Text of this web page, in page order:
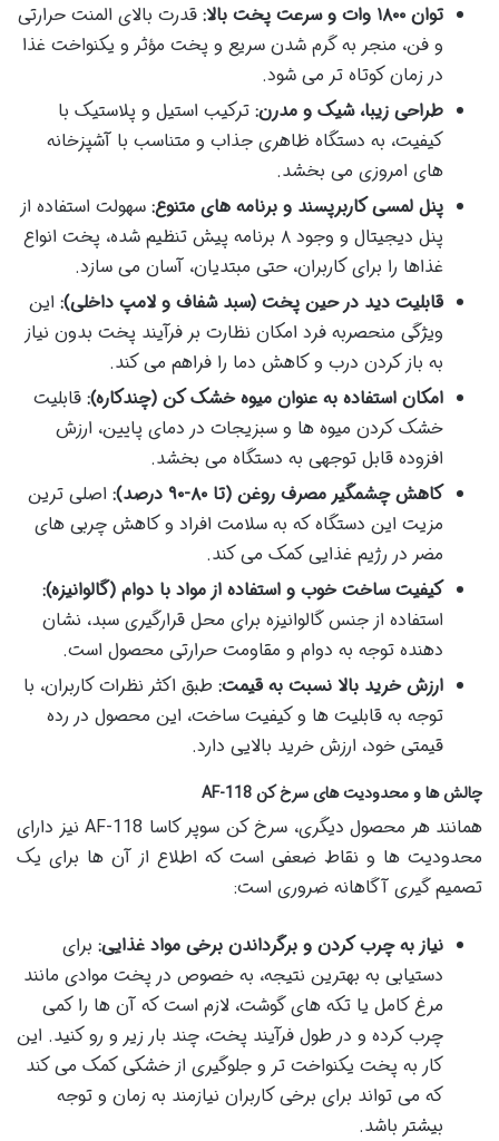
توان ۱۸۰۰ وات و سرعت پخت بالا:
قدرت بالای المنت حرارتی
و فن، منجر به گرم شدن سریع و پخت مؤثر و یکنواخت غذا
در زمان کوتاه تر می شود.
طراحی زیبا، شیک و مدرن: ترکیب استیل و پلاستیک با
کیفیت، به دستگاه ظاهری جذاب و متناسب با آشپزخانه
های امروزی می بخشد.
پنل لمسی کاربرپسند و برنامه های متنوع: سهولت استفاده از
پنل دیجیتال و وجود ۸ برنامه پیش تنظیم شده، پخت انواع
غذاها را برای کاربران، حتی مبتدیان، آسان می سازد.
قابلیت دید در حین پخت (سبد شفاف و لامپ داخلی): این
ویژگی منحصربه فرد امکان نظارت بر فرآیند پخت بدون نیاز
به باز کردن درب و کاهش دما را فراهم می کند.
امکان استفاده به عنوان میوه خشک کن (چندکاره): قابلیت
خشک کردن میوه ها و سبزیجات در دمای پایین، ارزش
افزوده قابل توجهی به دستگاه می بخشد.
کاهش چشمگیر مصرف روغن (تا ۸۰-۹۰ درصد):
اصلی ترین
مزیت این دستگاه که به سلامت افراد و کاهش چربی های
مضر در رژیم غذایی کمک می کند.
کیفیت ساخت خوب و استفاده از مواد با دوام (گالوانیزه):
استفاده از جنس گالوانیزه برای محل قرارگیری سبد، نشان
دهنده توجه به دوام و مقاومت حرارتی محصول است.
ارزش خرید بالا نسبت به قیمت: طبق اکثر نظرات کاربران، با
توجه به قابلیت ها و کیفیت ساخت، این محصول در رده
قیمتی خود، ارزش خرید بالایی دارد.
چالش ها و محدودیت های سرخ کن AF-118
همانند هر محصول دیگری، سرخ کن سوپر کاسا AF-118 نیز دارای
محدودیت ها و نقاط ضعفی است که اطلاع از آن ها برای یک
تصمیم گیری آگاهانه ضروری است:
نیاز به چرب کردن و برگرداندن برخی مواد غذایی: برای
دستیابی به بهترین نتیجه، به خصوص در پخت موادی مانند
مرغ کامل یا تکه های گوشت، لازم است که آن ها را کمی
چرب کرده و در طول فرآیند پخت، چند بار زیر و رو کنید. این
کار به پخت یکنواخت تر و جلوگیری از خشکی کمک می کند
که می تواند برای برخی کاربران نیازمند به زمان و توجه
بیشتر باشد.